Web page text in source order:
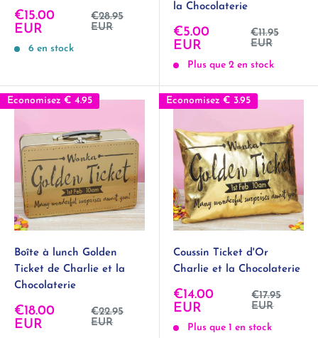
Prix
réduit
€15.00
EUR
Prix
normal
€28.95
EUR
6 en stock
la Chocolaterie
Prix
réduit
€5.00
EUR
Prix
normal
€11.95
EUR
Plus que 2 en stock
Economisez € 4.95
Boîte à lunch Golden
Ticket de Charlie et la
Chocolaterie
Prix
réduit
€18.00
EUR
Prix
normal
€22.95
EUR
Economisez € 3.95
Coussin Ticket d'Or
Charlie et la Chocolaterie
Prix
réduit
€14.00
EUR
Prix
normal
€17.95
EUR
Plus que 1 en stock